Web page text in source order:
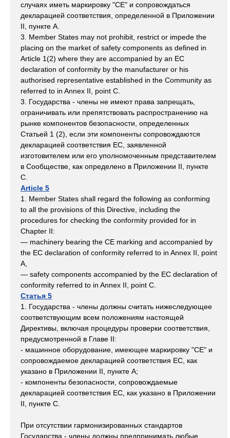
случаях иметь маркировку "СЕ" и сопровождаться
декларацией соответствия, определенной в Приложении
II, пункте А.
3. Member States may not prohibit, restrict or impede the
placing on the market of safety components as defined in
Article 1(2) where they are accompanied by an EC
declaration of conformity by the manufacturer or his
authorised representative established in the Community as
referred to in Annex II, point C.
3. Государства - члены не имеют права запрещать,
ограничивать или препятствовать распространению на
рынке компонентов безопасности, определенных
Статьей 1 (2), если эти компоненты сопровождаются
декларацией соответствия ЕС, заявленной
изготовителем или его уполномоченным представителем
в Сообществе, как определено в Приложении II, пункте
С.
Article 5
1. Member States shall regard the following as conforming
to all the provisions of this Directive, including the
procedures for checking the conformity provided for in
Chapter II:
— machinery bearing the CE marking and accompanied by
the EC declaration of conformity referred to in Annex II, point
A,
— safety components accompanied by the EC declaration of
conformity referred to in Annex II, point C.
Статья 5
1. Государства - члены должны считать нижеследующее
соответствующим всем положениям настоящей
Директивы, включая процедуры проверки соответствия,
предусмотренной в Главе II:
- машинное оборудование, имеющее маркировку "СЕ" и
сопровождаемое декларацией соответствия ЕС, как
указано в Приложении II, пункте A;
- компоненты безопасности, сопровождаемые
декларацией соответствия ЕС, как указано в Приложении
II, пункте C.
При отсутствии гармонизированных стандартов
Государства - члены должны предпринимать любые